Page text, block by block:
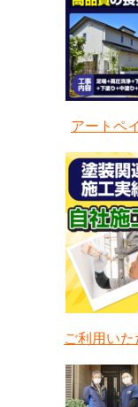
アートペ
ご利用い